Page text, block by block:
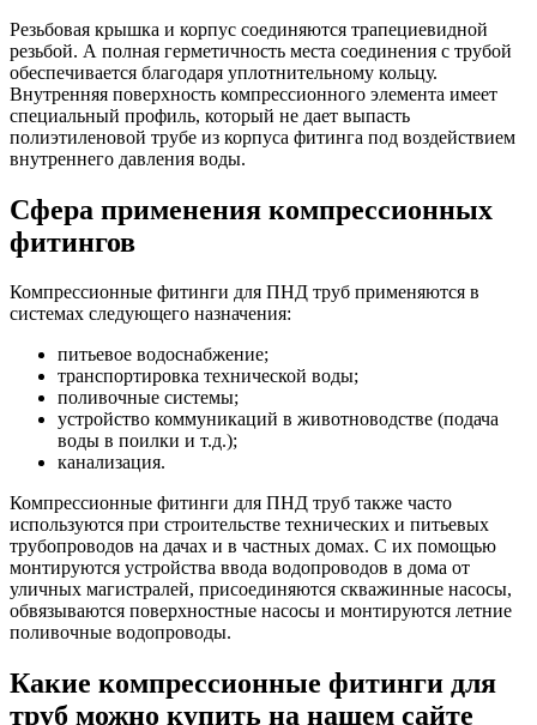
Резьбовая крышка и корпус соединяются трапециевидной
резьбой. А полная герметичность места соединения с трубой
обеспечивается благодаря уплотнительному кольцу.
Внутренняя поверхность компрессионного элемента имеет
специальный профиль, который не дает выпасть
полиэтиленовой трубе из корпуса фитинга под воздействием
внутреннего давления воды.
Сфера применения компрессионных
фитингов
Компрессионные фитинги для ПНД труб применяются в
системах следующего назначения:
питьевое водоснабжение;
транспортировка технической воды;
поливочные системы;
устройство коммуникаций в животноводстве (подача
воды в поилки и т.д.);
канализация.
Компрессионные фитинги для ПНД труб также часто
используются при строительстве технических и питьевых
трубопроводов на дачах и в частных домах. С их помощью
монтируются устройства ввода водопроводов в дома от
уличных магистралей, присоединяются скважинные насосы,
обвязываются поверхностные насосы и монтируются летние
поливочные водопроводы.
Какие компрессионные фитинги для
труб можно купить на нашем сайте